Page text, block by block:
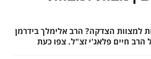
למצוות